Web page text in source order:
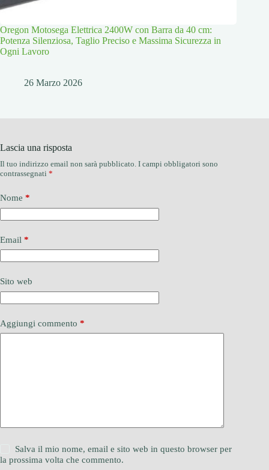
Oregon Motosega Elettrica 2400W con Barra da 40 cm:
Potenza Silenziosa, Taglio Preciso e Massima Sicurezza in
Ogni Lavoro
26 Marzo 2026
Lascia una risposta
Il tuo indirizzo email non sarà pubblicato. I campi obbligatori sono
contrassegnati *
Nome *
Email *
Sito web
Aggiungi commento *
Salva il mio nome, email e sito web in questo browser per
la prossima volta che commento.